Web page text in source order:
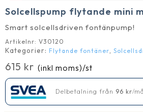
Solcellspump flytande mini
Smart solcellsdriven fontänpump!
Artikelnr: V30120
Kategorier: Flytande fontäner,
615 kr (inkl moms)/st
Delbetalning från 96 kr/